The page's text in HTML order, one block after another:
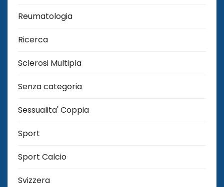
Reumatologia
Ricerca
Sclerosi Multipla
Senza categoria
Sessualita' Coppia
Sport
Sport Calcio
Svizzera